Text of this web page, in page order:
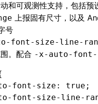
和可观测性支持，包括预
上报固有尺寸，以及
号
font-size-line-
。配合 -x-auto-
font-size
: true ;
font-size-line-